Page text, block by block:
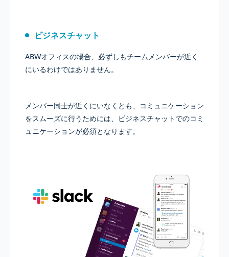
ビジネスチャット
ABWオフィスの場合、必ずしもチームメンバーが近く
にいるわけではありません。
メンバー同士が近くにいなくとも、コミュニケーション
をスムーズに行うためには、ビジネスチャットでのコミ
ュニケーションが必須となります。